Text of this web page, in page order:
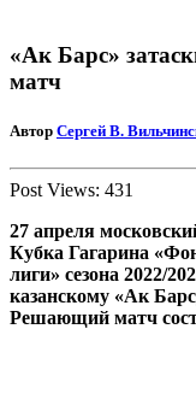
«Ак Барс»
матч
Автор Сергей В.
Post Views: 431
27 апреля
Кубка Гагарина
лиги» сезона 2022/
казанскому «Ак
Решающий матч